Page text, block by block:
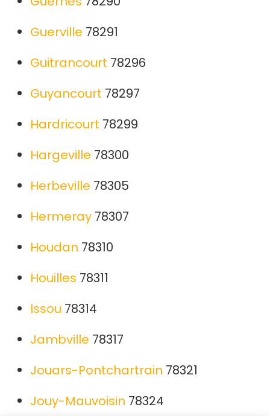
Guerville 78291
Guitrancourt 78296
Guyancourt 78297
Hardricourt 78299
Hargeville 78300
Herbeville 78305
Hermeray 78307
Houdan 78310
Houilles 78311
Issou 78314
Jambville 78317
Jouars-Pontchartrain 78321
Jouy-Mauvoisin 78324